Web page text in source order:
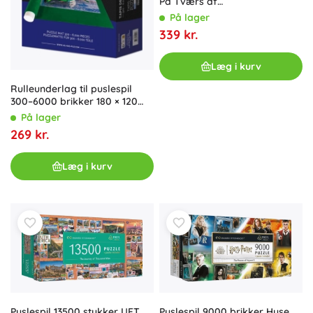
Rulleunderlag til puslespil
300–6000 brikker 180 × 120
cmPå lager
269 kr.
Læg i kurv
Tegneserieuniverset
På lager
339 kr.
Læg i kurv